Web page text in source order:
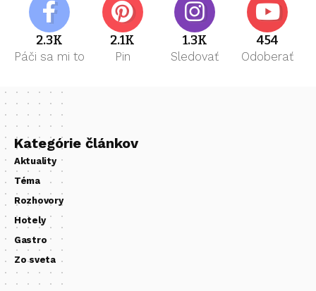
2.3K
Páči sa mi to
2.1K
Pin
1.3K
Sledovať
454
Odoberať
Kategórie článkov
Aktuality
Téma
Rozhovory
Hotely
Gastro
Zo sveta